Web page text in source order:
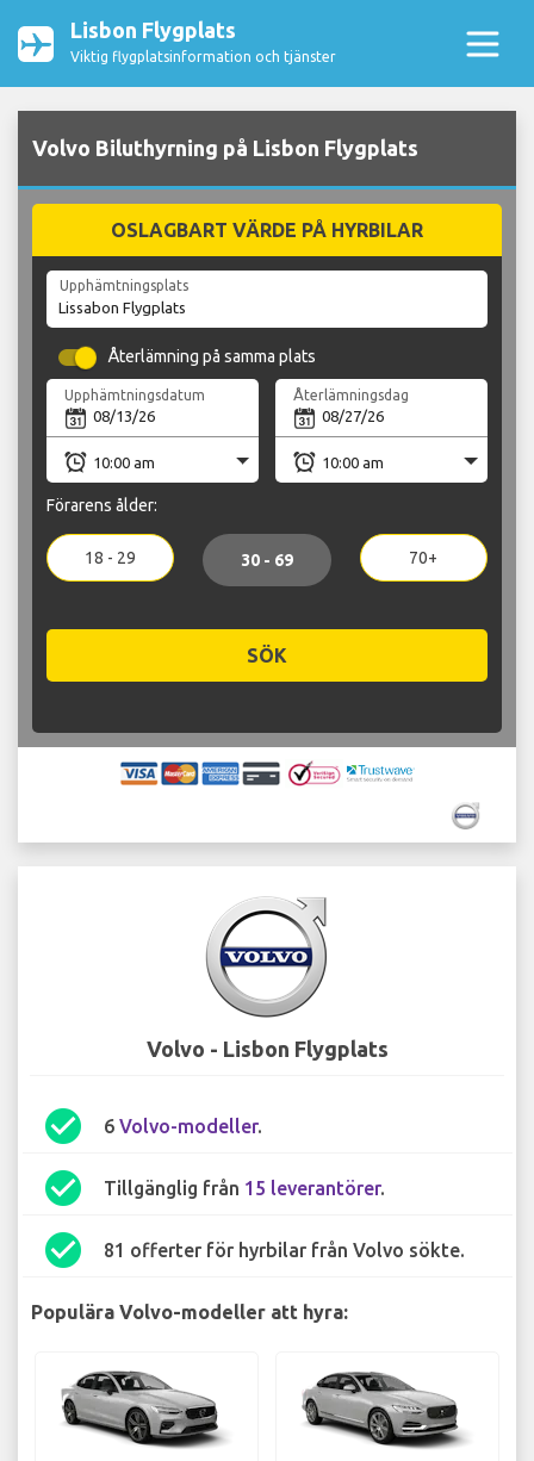
Lisbon Flygplats
Viktig flygplatsinformation och tjänster
Volvo Biluthyrning på Lisbon Flygplats
OSLAGBART VÄRDE PÅ HYRBILAR
Upphämtningsplats
Återlämning på samma plats
Upphämtningsdatum Återlämningsdag
Förarens ålder:
18 - 29 30 - 69 70+
SÖK
Volvo - Lisbon Flygplats
check_circle 6 Volvo-modeller.
check_circle Tillgänglig från 15 leverantörer.
check_circle 81 offerter för hyrbilar från Volvo sökte.
Populära Volvo-modeller att hyra: